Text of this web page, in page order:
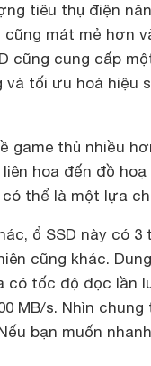
tiêu thụ điện
mát mẻ hơn
cũng cung cấp
tối ưu hoá hiệu
game thủ nhiều
hoa đến đồ
có thể là một lựa
ổ SSD này có 3
cũng khác.
tốc độ đọc lần
MB/s. Nhìn
bạn muốn